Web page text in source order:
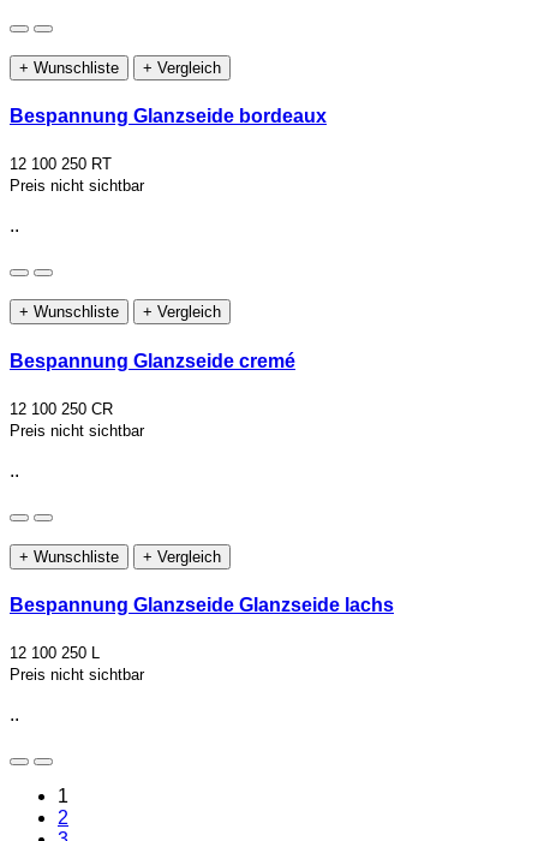
+ Wunschliste + Vergleich
Bespannung Glanzseide bordeaux
12 100 250 RT
Preis nicht sichtbar
..
+ Wunschliste + Vergleich
Bespannung Glanzseide cremé
12 100 250 CR
Preis nicht sichtbar
..
+ Wunschliste + Vergleich
Bespannung Glanzseide Glanzseide lachs
12 100 250 L
Preis nicht sichtbar
..
1
2